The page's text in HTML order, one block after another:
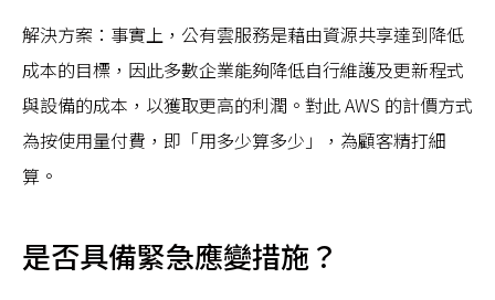
解決方案：事實上，公有雲服務是藉由資源共享達到降低
成本的目標，因此多數企業能夠降低自行維護及更新程式
與設備的成本，以獲取更高的利潤。對此 AWS 的計價方式
為按使用量付費，即「用多少算多少」，為顧客精打細
算。
是否具備緊急應變措施？